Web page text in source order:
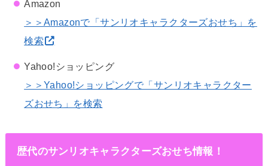
Amazon
＞＞Amazonで「サンリオキャラクターズおせち」を
検索
Yahoo!ショッピング
＞＞Yahoo!ショッピングで「サンリオキャラクター
ズおせち」を検索
歴代のサンリオキャラクターズおせち情報！